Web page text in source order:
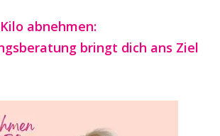
abnehmen:
bringt dich ans Ziel